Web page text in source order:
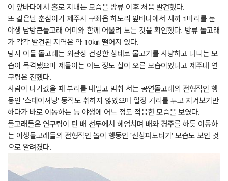
이 앞바다에서 홀로 지내는 모습을 방류 이후 처음 발견했다.
또 같은날 춘삼이가 제주시 구좌읍 하도리 앞바다에서 새끼 1마리를 둔
야생 남방큰돌고래 어미와 함께 어울려 노는 것을 확인했다. 방류 돌고래
가 각각 발견된 지역은 약 10㎞ 떨어져 있다.
당시 이들 돌고래는 외관상 건강한 상태로 물고기를 사냥하고 다니는 모
습이 목격됐으며 제돌이는 어느 정도 살이 오른 모습이었다고 제주대 연
구팀은 전했다.
사람이 다가갔을 때 부리를 내밀고 멈춰 서는 공연돌고래의 전형적인 행
동인 '스테이셔닝' 동작도 취하지 않았으며 일정 거리를 두고 지켜보기만
하다가 바로 이동하는 등 야생에 어느 정도 적응한 모습을 보였다.
돌고래들은 연구팀이 탄 배 선두에서 헤엄치며 배와 경주를 하듯 이동하
는 야생돌고래들의 전형적인 놀이 행동인 '선상파도타기' 모습도 보인 것
으로 알려졌다.